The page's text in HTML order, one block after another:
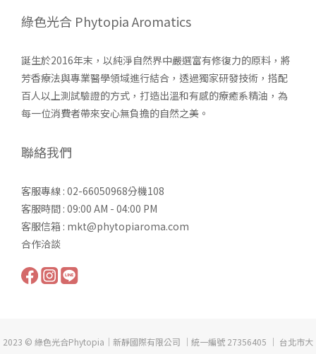
綠色光合 Phytopia Aromatics
誕生於2016年末，以純淨自然界中嚴選富有修復力的原料，將
芳香療法與專業醫學領域進行結合，透過獨家研發技術，搭配
百人以上測試驗證的方式，打造出溫和有感的療癒系精油，為
每一位消費者帶來安心無負擔的自然之美。
聯絡我們
客服專線 : 02-66050968分機108
客服時間 : 09:00 AM - 04:00 PM
客服信箱 : mkt@phytopiaroma.com
合作洽談
2023 © 綠色光合Phytopia｜新靜國際有限公司 ｜統一編號 27356405 ｜ 台北市大